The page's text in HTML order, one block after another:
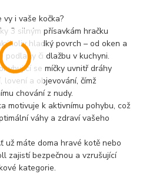
i vaše kočka?
3 silným přísavkám hračku
hladký povrch – od oken a
podlahy či dlažbu v kuchyni.
se míčky uvnitř dráhy
lovení a objevování, čímž
chování z nudy.
motivuje k aktivnímu pohybu, což
váhy a zdraví vašeho
už máte doma hravé kotě nebo
zajistí bezpečnou a vzrušující
kategorie.